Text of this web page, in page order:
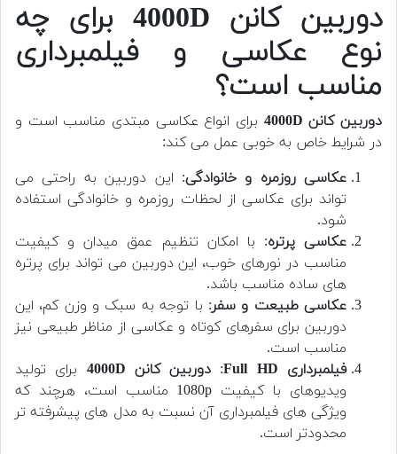
دوربین کانن 4000D برای چه
نوع عکاسی و فیلمبرداری
مناسب است؟
دوربین کانن 4000D
برای انواع عکاسی مبتدی مناسب است و
در شرایط خاص به خوبی عمل می کند:
عکاسی روزمره و خانوادگی: این دوربین به راحتی می
تواند برای عکاسی از لحظات روزمره و خانوادگی استفاده
شود.
عکاسی پرتره: با امکان تنظیم عمق میدان و کیفیت
مناسب در نورهای خوب، این دوربین می تواند برای پرتره
های ساده مناسب باشد.
عکاسی طبیعت و سفر: با توجه به سبک و وزن کم، این
دوربین برای سفرهای کوتاه و عکاسی از مناظر طبیعی نیز
مناسب است.
فیلمبرداری Full HD
: دوربین کانن 4000D
برای تولید
ویدیوهای با کیفیت 1080p مناسب است، هرچند که
ویژگی های فیلمبرداری آن نسبت به مدل های پیشرفته تر
محدودتر است.